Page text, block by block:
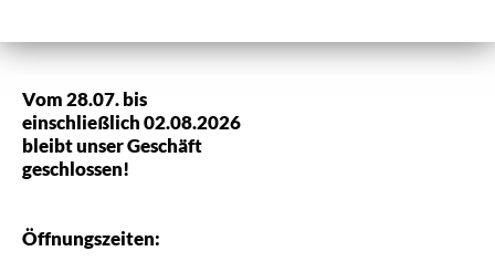
Vom 28.07. bis
einschließlich 02.08.2026
bleibt unser Geschäft
geschlossen!
Öffnungszeiten: